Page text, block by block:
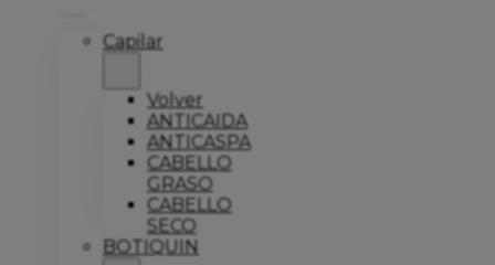
Capilar
Volver
ANTICAIDA
ANTICASPA
CABELLO
GRASO
CABELLO
SECO
BOTIQUIN